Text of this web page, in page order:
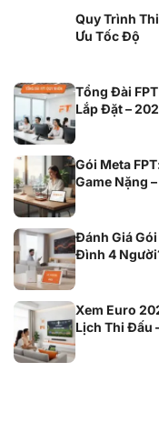
Quy Trình
Ưu Tốc Độ
Tổng Đài
Lắp Đặt –
Gói Meta
Game Nặng
Đánh Giá Gói
Đình 4
Xem Euro
Lịch Thi Đấu